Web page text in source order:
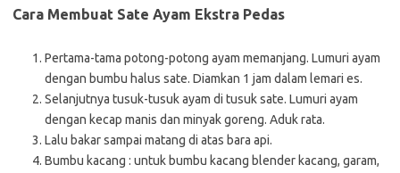
Cara Membuat Sate Ayam Ekstra Pedas
Pertama-tama potong-potong ayam memanjang. Lumuri ayam
dengan bumbu halus sate. Diamkan 1 jam dalam lemari es.
Selanjutnya tusuk-tusuk ayam di tusuk sate. Lumuri ayam
dengan kecap manis dan minyak goreng. Aduk rata.
Lalu bakar sampai matang di atas bara api.
Bumbu kacang : untuk bumbu kacang blender kacang, garam,